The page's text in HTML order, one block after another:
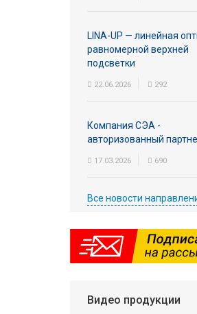
LINA-UP — линейная
равномерной верхней
подсветки
22.06.2026 292
Компания СЭА -
авторизованный
17.03.2026 690
Все новости
Видео продукции